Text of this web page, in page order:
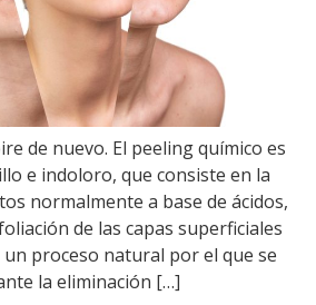
de nuevo. El peeling químico es
e indoloro, que consiste en la
normalmente a base de ácidos,
de las capas superficiales
un proceso natural por el que se
la eliminación […]